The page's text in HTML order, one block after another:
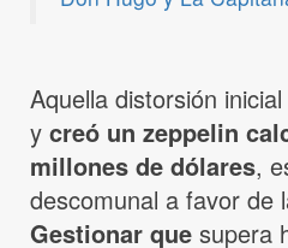
Aquella distorsión
y creó un zeppelin
millones de dólares,
descomunal a favor de
Gestionar que supera